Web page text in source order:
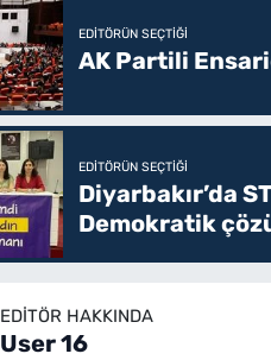
EDITÖRÜN SEÇTIĞI
AK Partili
EDITÖRÜN SEÇTIĞI
Diyarbakır’da
Demokratik
EDITÖR HAKKINDA
User 16